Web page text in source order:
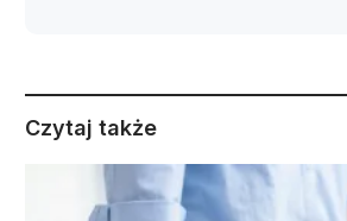
Czytaj także